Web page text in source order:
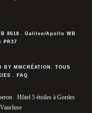
8618 . Galileo/Apollo WB
PR37
BY MMCRÉATION. TOUS
FAQ
Hôtel 5 étoiles à Gordes